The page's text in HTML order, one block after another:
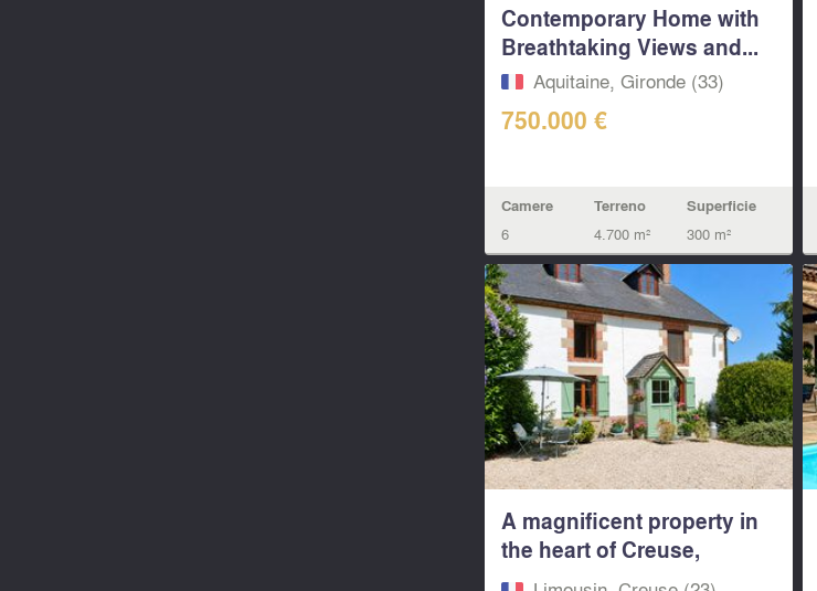
Contemporary Home with
Breathtaking Views and...
Aquitaine, Gironde (33)
750.000 €
Camere
6
Terreno
4.700 m²
Superficie
300 m²
A magnificent property in
the heart of Creuse,
featuring a...